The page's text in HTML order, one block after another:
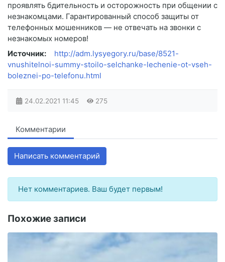
проявлять бдительность и осторожность при общении с
незнакомцами. Гарантированный способ защиты от
телефонных мошенников — не отвечать на звонки с
незнакомых номеров!
Источник:
http://adm.lysyegory.ru/base/8521-
vnushitelnoi-summy-stoilo-selchanke-lechenie-ot-vseh-
boleznei-po-telefonu.html
24.02.2021 11:45 275
Комментарии
Написать комментарий
Нет комментариев. Ваш будет первым!
Похожие записи